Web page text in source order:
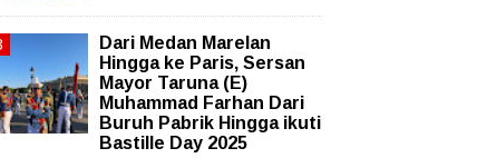
‎Dari Medan Marelan
Hingga ke Paris, Sersan
Mayor Taruna (E)
Muhammad Farhan Dari
Buruh Pabrik Hingga ikuti
Bastille Day 2025